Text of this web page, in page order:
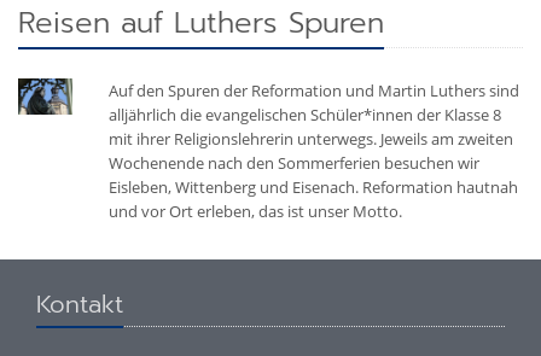
Reisen auf Luthers Spuren
Auf den Spuren der Reformation und Martin Luthers sind
alljährlich die evangelischen Schüler*innen der Klasse 8
mit ihrer Religionslehrerin unterwegs. Jeweils am zweiten
Wochenende nach den Sommerferien besuchen wir
Eisleben, Wittenberg und Eisenach. Reformation hautnah
und vor Ort erleben, das ist unser Motto.
Kontakt